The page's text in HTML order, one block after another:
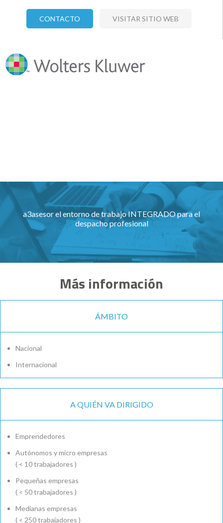
CONTACTO VISITAR SITIO WEB
a3asesor el entorno de trabajo INTEGRADO para el
despacho profesional
Más información
ÁMBITO
Nacional
Internacional
A QUIÉN VA DIRIGIDO
Emprendedores
Autónomos y micro empresas
( < 10 trabajadores )
Pequeñas empresas
( < 50 trabajadores )
Medianas empresas
( < 250 trabajadores )